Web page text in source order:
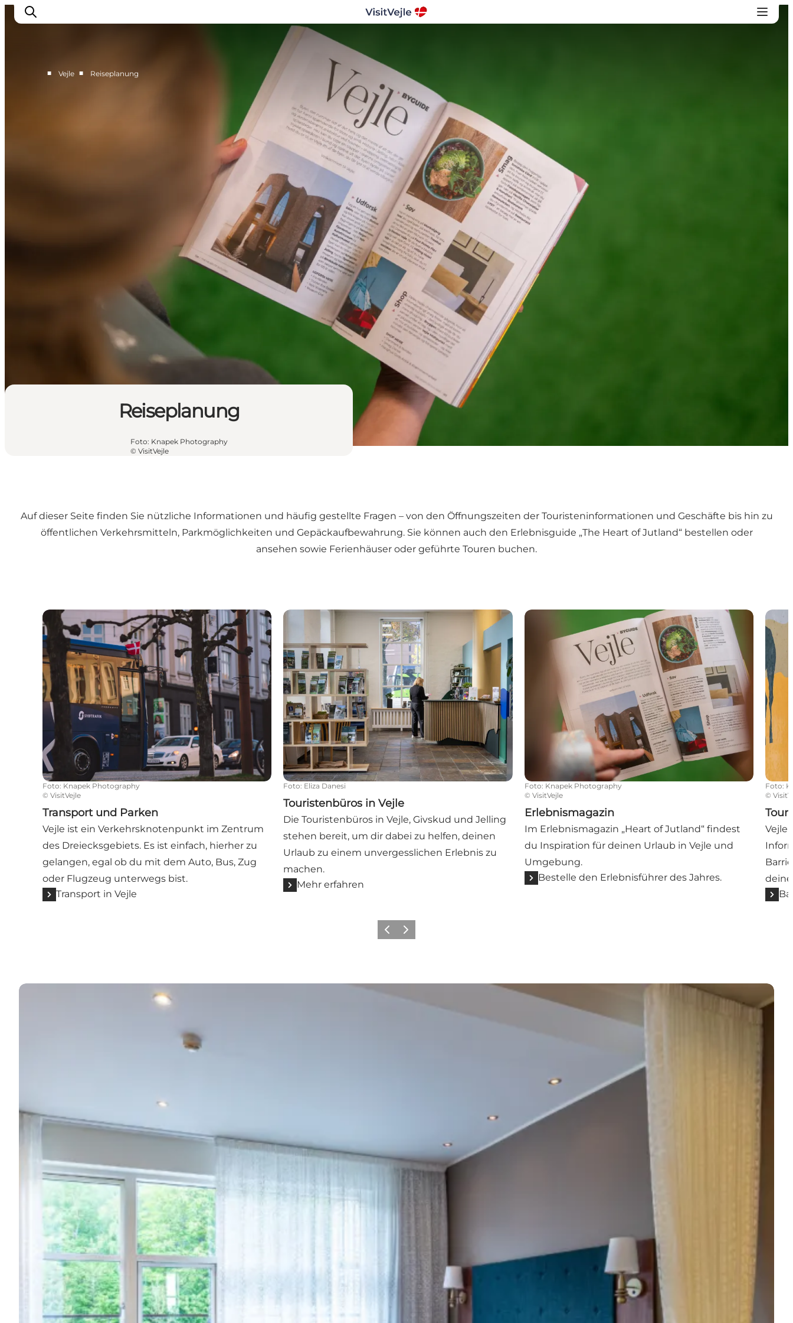
■ Vejle ■ Reiseplanung
Reiseplanung
Foto: Knapek Photography
© VisitVejle
Auf dieser Seite finden Sie nützliche Informationen und häufig gestellte Fragen – von den Öffnungszeiten der Touristeninformationen und Geschäfte bis hin zu
öffentlichen Verkehrsmitteln, Parkmöglichkeiten und Gepäckaufbewahrung. Sie können auch den Erlebnisguide „The Heart of Jutland“ bestellen oder
ansehen sowie Ferienhäuser oder geführte Touren buchen.
Transport und Parken
Foto: Knapek Photography
© VisitVejle
Transport und Parken
Vejle ist ein Verkehrsknotenpunkt im Zentrum
des Dreiecksgebiets. Es ist einfach, hierher zu
gelangen, egal ob du mit dem Auto, Bus, Zug
oder Flugzeug unterwegs bist.
Transport in Vejle
Touristenbüros in Vejle
Foto: Eliza Danesi
Touristenbüros in Vejle
Die Touristenbüros in Vejle, Givskud und Jelling
stehen bereit, um dir dabei zu helfen, deinen
Urlaub zu einem unvergesslichen Erlebnis zu
machen.
Mehr erfahren
Erlebnismagazin
Foto: Knapek Photography
© VisitVejle
Erlebnismagazin
Im Erlebnismagazin „Heart of Jutland“ findest
du Inspiration für deinen Urlaub in Vejle und
Umgebung.
Bestelle den Erlebnisführer des Jahres.
Foto:
©
Vejle
ZurückWeiter
Finden Sie die passende Unterkunft für Ihre Reise